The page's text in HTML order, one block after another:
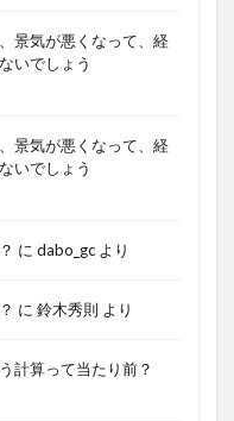
景気が悪くなって、経
いでしょう
景気が悪くなって、経
いでしょう
に dabo_gc より
に 鈴木秀則 より
計算って当たり前？